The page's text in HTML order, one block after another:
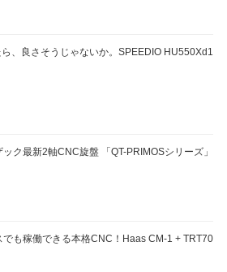
、良さそうじゃないか。SPEEDIO HU550Xd1
ク最新2軸CNC旋盤 「QT-PRIMOSシリーズ」
でも稼働できる本格CNC！Haas CM-1 + TRT70